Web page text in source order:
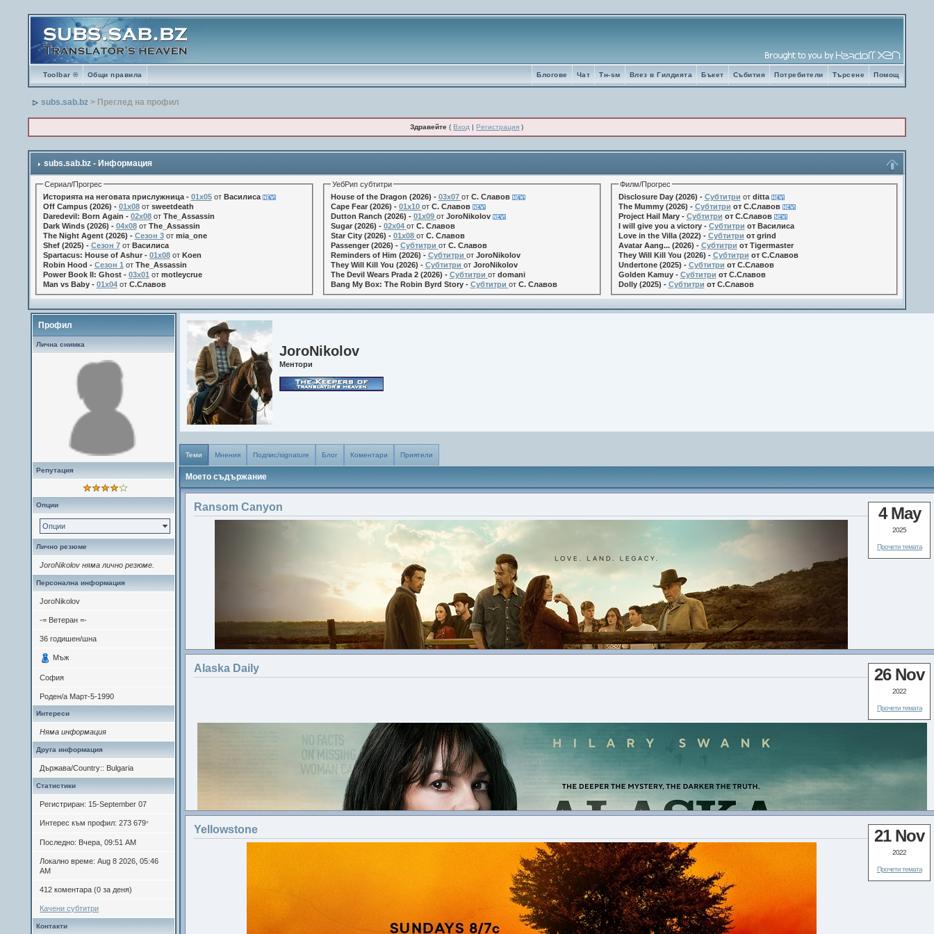
Toolbar ® Общи правила Помощ
Търсене
Потребители
Събития
Бъкет
Влез в Гилдията
Tн-sм
Чат
Блогове
subs.sab.bz > Преглед на профил
Здравейте (Вход |Регистрация )
subs.sab.bz - Информация
Сериал/Прогрес
Историята на неговата прислужница - 01х05от Василиса
Off Campus (2026) - 01x08от sweetdeath
Daredevil: Born Again - 02x08от The_Assassin
Dark Winds (2026) - 04x08от The_Assassin
The Night Agent (2026) - Сезон 3от mia_one
Shef (2025) - Сезон 7от Василиса
Spartacus: House of Ashur - 01x08от Koen
Robin Hood - Сезон 1 от The_Assassin
Power Book II: Ghost - 03x01 от motleycrue
Man vs Baby - 01x04от С.Славов
УебРип субтитри
House of the Dragon (2026) - 03x07 от С. Славов
Cape Fear (2026) - 01x10 от С. Славов
Dutton Ranch (2026) - 01x09 от JoroNikolov
Sugar (2026) - 02x04 от С. Славов
Star City (2026) - 01x08 от С. Славов
Passenger (2026) - Субтитри от С. Славов
Reminders of Him (2026) - Субтитри от JoroNikolov
They Will Kill You (2026) - Субтитри от JoroNikolov
The Devil Wears Prada 2 (2026) - Субтитри от domani
Bang My Box: The Robin Byrd Story - Субтитри от С. Славов
Филм/Прогрес
Disclosure Day (2026) - Субтитри от ditta
The Mummy (2026) - Субтитри от С.Славов
Project Hail Mary - Субтитри от С.Славов
I will give you a victory - Субтитри от Василиса
Love in the Villa (2022) - Субтитри от grind
Avatar Aang... (2026) - Субтитри от Tigermaster
They Will Kill You (2026) - Субтитри от С.Славов
Undertone (2025) - Субтитри от С.Славов
Golden Kamuy - Субтитри от С.Славов
Dolly (2025) - Субтитри от С.Славов
Профил
Лична снимка
Репутация
Опции
Опции
Лично резюме
JoroNikolov няма лично резюме.
Персонална информация
JoroNikolov
-= Ветеран =-
36 годишен/шна
Мъж
София
Роден/а Март-5-1990
Интереси
Няма информация
Друга информация
Държава/Country:: Bulgaria
Статистики
Регистриран: 15-September 07
Интерес към профил: 273 679*
Последно: Вчера, 09:51 AM
Локално време: Aug 8 2026, 05:46
AM
412 коментара (0 за деня)
Качени субтитри
Контакти
JoroNikolov
Ментори
Теми Мнения Подпис/signature Блог Коментари Приятели
Моето съдържание
4 May
2025
Прочети темата
Ransom Canyon
РАНСЪМ КЕНИЪН
Година:2025-
Държава:САЩ
Жанр:Драма/Уестърн
Джош Дюамел, Минка Кели, Джеймс Бролин, Филип Уинчестър, Лизи Грийн, Джак Шумахер, и др.
Сюжет:
26 Nov
2022
Прочети темата
Alaska Daily
21 Nov
2022
Прочети темата
Yellowstone